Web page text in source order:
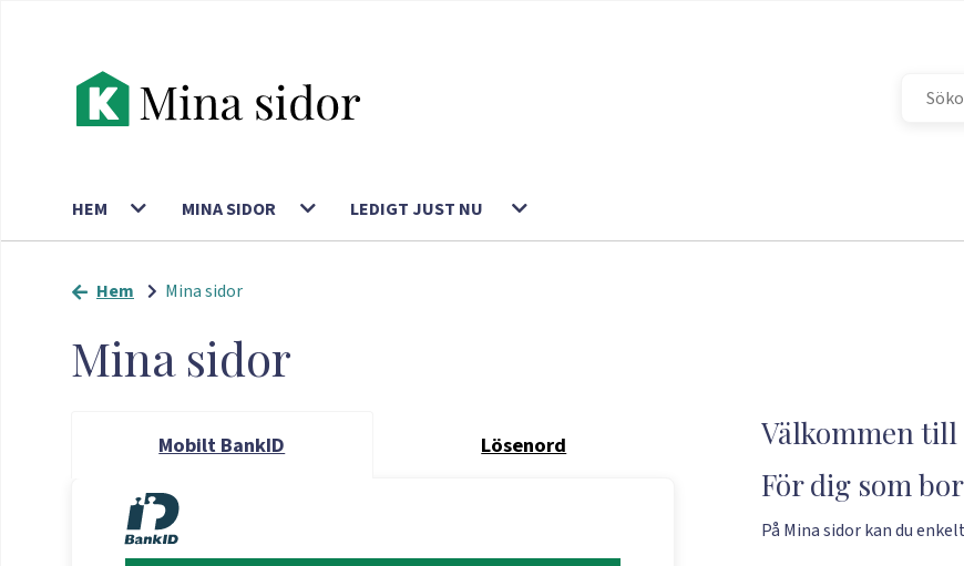
HEM MINA SIDOR LEDIGT JUST NU
Hem Mina sidor
Mina sidor
Mobilt BankID Lösenord
Välkommen
För dig som
På Mina sidor kan du